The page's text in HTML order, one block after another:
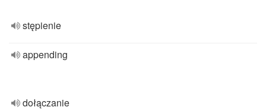
stępienie
appending
dołączanie